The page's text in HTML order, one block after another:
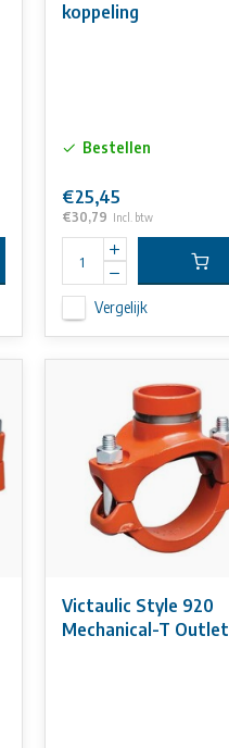
koppeling
Bestellen
€25,45
€30,79 Incl. btw
Vergelijk
Victaulic Style 920
Mechanical-T Outlet